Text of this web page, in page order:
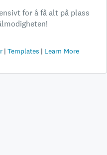
for å få alt på plass
Templates Learn More